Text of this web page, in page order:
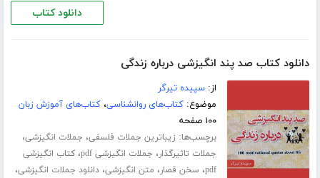
دانلود کتاب
دانلود کتاب صد پند انگیزشی درباره زندگی
از:سپیده تیرگر
موضوع:کتاب‌های روانشناسی،کتاب‌های آموزش زبان
۱۰۰ صفحه
برچسب‌ها: زیباترین جملات فلسفی، جملات انگیزشی،
جملات تاثیرگذار، جملات انگیزشی pdf ،کتاب انگیزشی
pdf، سخن قصار، متن انگیزشی،دانلود جملات انگیزشی،